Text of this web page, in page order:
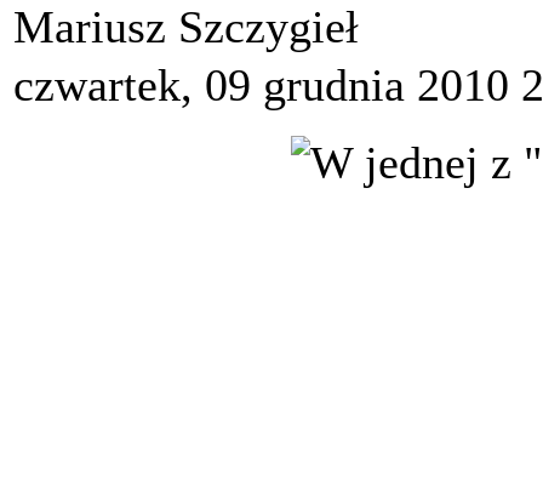
Mariusz Szczygieł
czwartek, 09 grudnia 2010